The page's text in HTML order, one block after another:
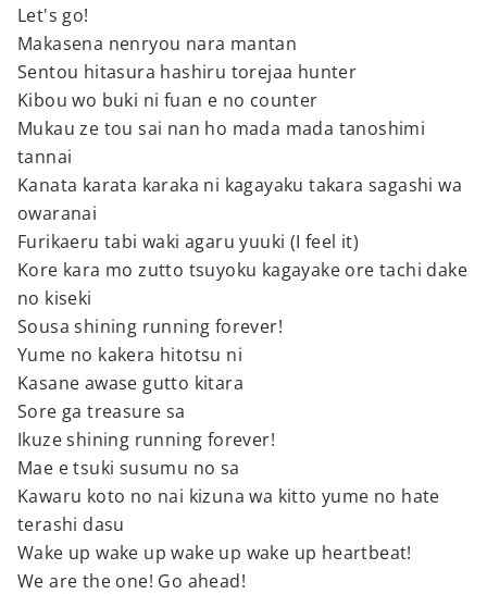
Let's go!
Makasena nenryou nara mantan
Sentou hitasura hashiru torejaa hunter
Kibou wo buki ni fuan e no counter
Mukau ze tou sai nan ho mada mada tanoshimi
tannai
Kanata karata karaka ni kagayaku takara sagashi wa
owaranai
Furikaeru tabi waki agaru yuuki (I feel it)
Kore kara mo zutto tsuyoku kagayake ore tachi dake
no kiseki
Sousa shining running forever!
Yume no kakera hitotsu ni
Kasane awase gutto kitara
Sore ga treasure sa
Ikuze shining running forever!
Mae e tsuki susumu no sa
Kawaru koto no nai kizuna wa kitto yume no hate
terashi dasu
Wake up wake up wake up wake up heartbeat!
We are the one! Go ahead!